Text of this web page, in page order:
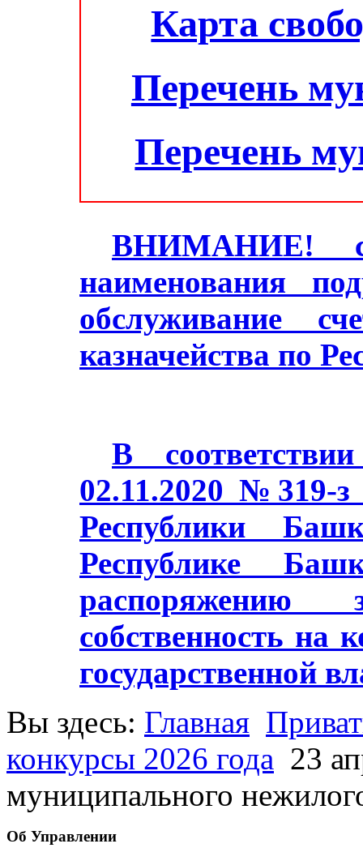
Карта
Перечень
Перечень
ВНИМАНИЕ! с
наименования
обслуживание
казначейства по
В
02.11.2020 №319-
Республики
Республике
распоряжению
собственность на
государственной
Вы здесь: Главная
конкурсы 2026 года 23
муниципального
Об Управлении